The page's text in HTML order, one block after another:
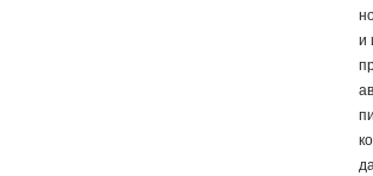
и